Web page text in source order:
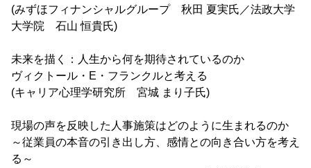
(みずほフィナンシャルグループ 秋田 夏実氏／法政大学
大学院 石山 恒貴氏)
未来を描く：人生から何を期待されているのか
ヴィクトール・E・フランクルと考える
(キャリア心理学研究所 宮城 まり子氏)
現場の声を反映した人事施策はどのように生まれるのか
～従業員の本音の引き出し方、感情との向き合い方を考え
る～